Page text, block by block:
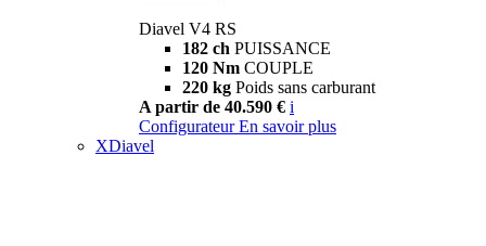
Diavel V4 RS
182 ch PUISSANCE
120 Nm COUPLE
220 kg Poids sans carburant
A partir de 40.590 € i
Configurateur En savoir plus
XDiavel